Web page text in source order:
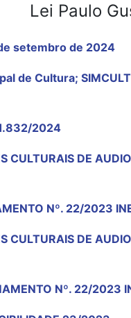
Lei Paulo
setembro de 2024
de Cultura;
2024
CULTURAIS DE
Nº. 22/2023
CULTURAIS DE
Nº. 22/2023